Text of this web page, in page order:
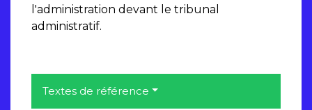
l'administration devant le tribunal
administratif.
Textes de référence